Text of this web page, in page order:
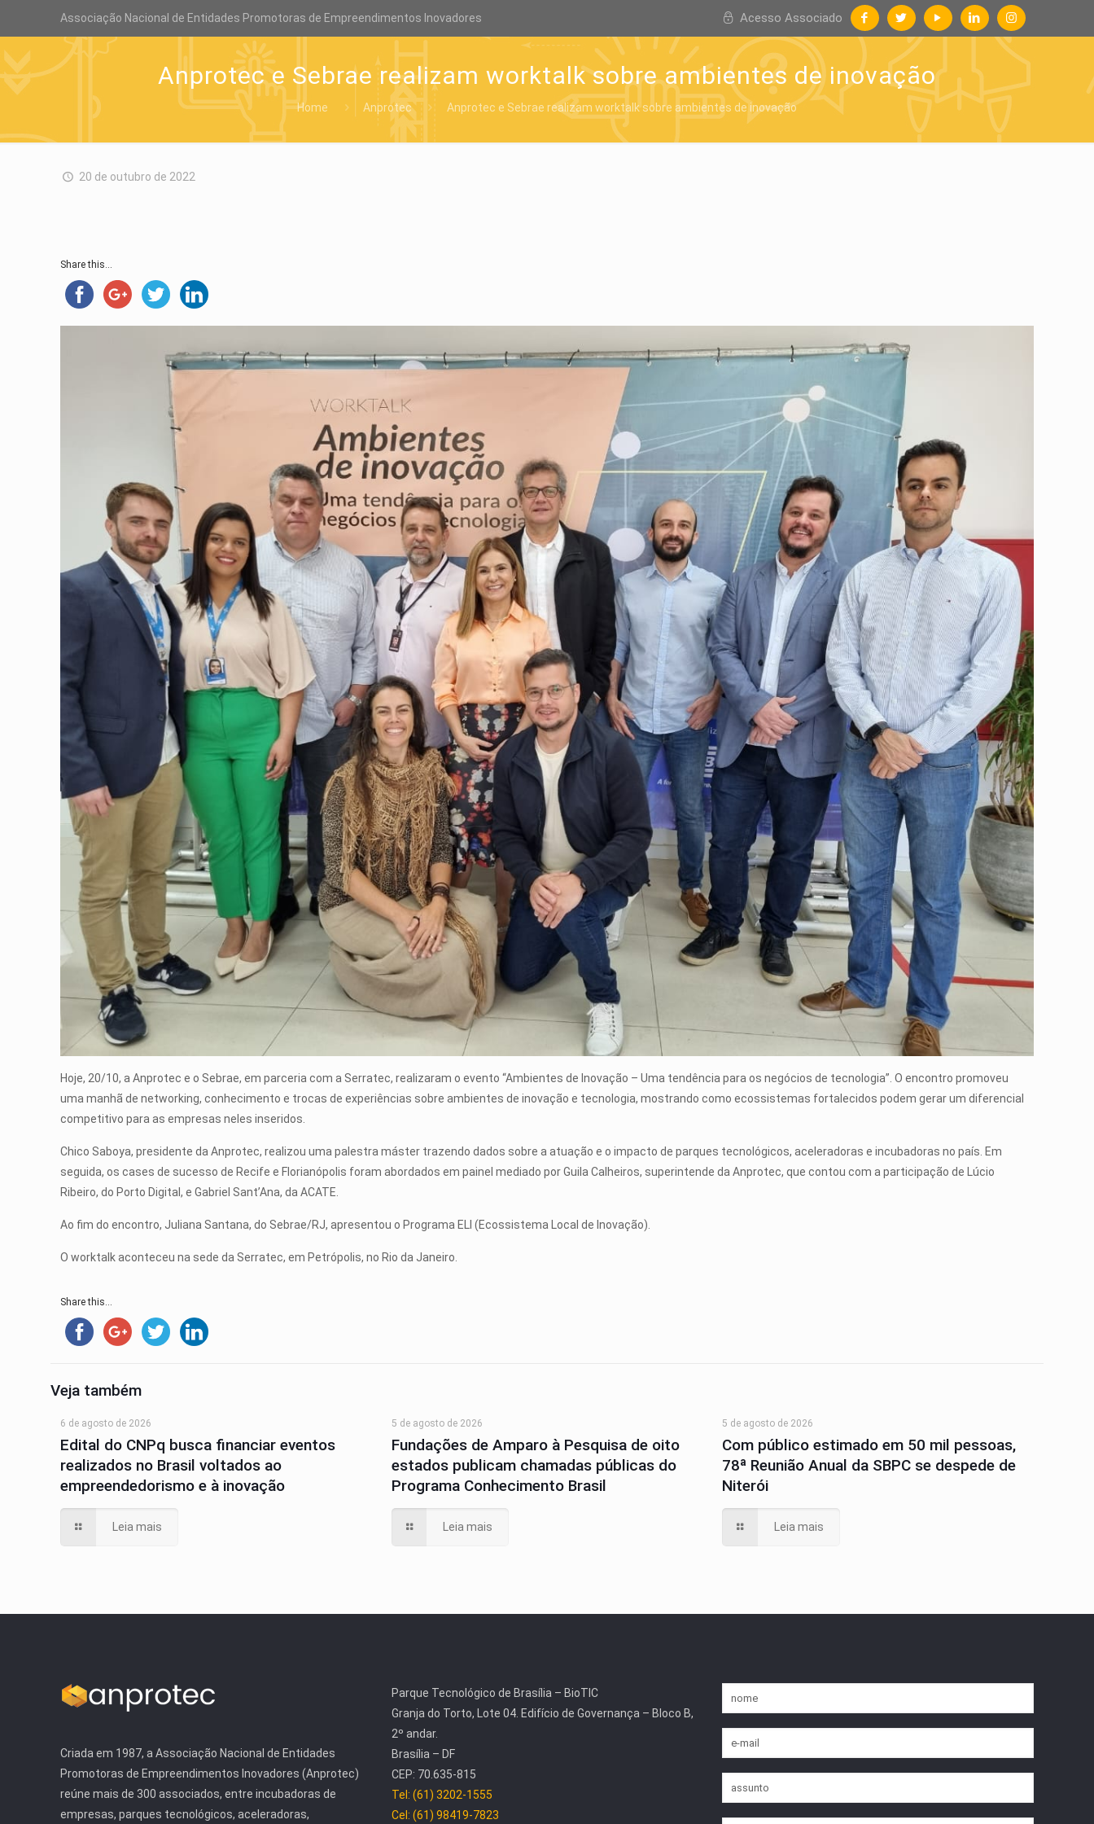
Associação Nacional de Entidades Promotoras de Empreendimentos Inovadores Acesso Associado
Anprotec e Sebrae realizam worktalk sobre ambientes de inovação
Home Anprotec Anprotec e Sebrae realizam worktalk sobre ambientes de inovação
20 de outubro de 2022
Share this...
Hoje, 20/10, a Anprotec e o Sebrae, em parceria com a Serratec, realizaram o evento “Ambientes de Inovação – Uma tendência para os negócios de tecnologia”. O encontro promoveu
uma manhã de networking, conhecimento e trocas de experiências sobre ambientes de inovação e tecnologia, mostrando como ecossistemas fortalecidos podem gerar um diferencial
competitivo para as empresas neles inseridos.
Chico Saboya, presidente da Anprotec, realizou uma palestra máster trazendo dados sobre a atuação e o impacto de parques tecnológicos, aceleradoras e incubadoras no país. Em
seguida, os cases de sucesso de Recife e Florianópolis foram abordados em painel mediado por Guila Calheiros, superintende da Anprotec, que contou com a participação de Lúcio
Ribeiro, do Porto Digital, e Gabriel Sant’Ana, da ACATE.
Ao fim do encontro, Juliana Santana, do Sebrae/RJ, apresentou o Programa ELI (Ecossistema Local de Inovação).
O worktalk aconteceu na sede da Serratec, em Petrópolis, no Rio da Janeiro.
Share this...
Veja também
6 de agosto de 2026
Edital do CNPq busca financiar eventos
realizados no Brasil voltados ao
empreendedorismo e à inovação
Leia mais
5 de agosto de 2026
Fundações de Amparo à Pesquisa de oito
estados publicam chamadas públicas do
Programa Conhecimento Brasil
Leia mais
5 de agosto de 2026
Com público estimado em 50 mil pessoas,
78ª Reunião Anual da SBPC se despede de
Niterói
Leia mais
Criada em 1987, a Associação Nacional de Entidades
Promotoras de Empreendimentos Inovadores (Anprotec)
reúne mais de 300 associados, entre incubadoras de
empresas, parques tecnológicos, aceleradoras,
Parque Tecnológico de Brasília – BioTIC
Granja do Torto, Lote 04. Edifício de Governança – Bloco B,
2º andar.
Brasília – DF
CEP: 70.635-815
Tel: (61) 3202-1555
Cel: (61) 98419-7823